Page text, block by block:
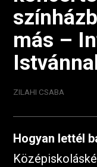
más –
ZILAHI CSABA
Hogyan lettél